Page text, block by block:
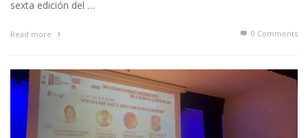
sexta edición del …
Read more 0 Comments